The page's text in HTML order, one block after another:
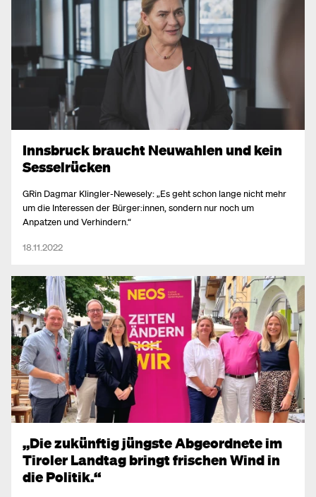
Innsbruck braucht Neuwahlen und kein
Sesselrücken
GRin Dagmar Klingler-Newesely: „Es geht schon lange nicht mehr
um die Interessen der Bürger:innen, sondern nur noch um
Anpatzen und Verhindern.“
18.11.2022
„Die zukünftig jüngste Abgeordnete im
Tiroler Landtag bringt frischen Wind in
die Politik.“